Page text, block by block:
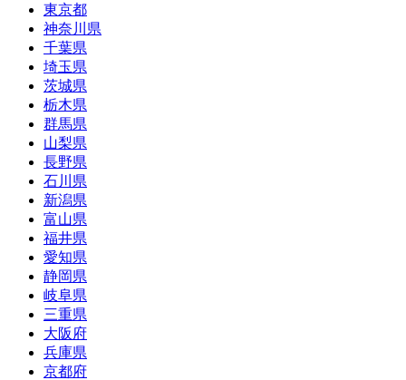
東京都
神奈川県
千葉県
埼玉県
茨城県
栃木県
群馬県
山梨県
長野県
石川県
新潟県
富山県
福井県
愛知県
静岡県
岐阜県
三重県
大阪府
兵庫県
京都府